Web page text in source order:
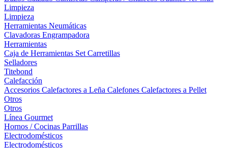
Limpieza
Limpieza
Herramientas Neumáticas
Clavadoras Engrampadora
Herramientas
Caja de Herramientas Set Carretillas
Selladores
Titebond
Calefacción
Accesorios Calefactores a Leña Calefones Calefactores a Pellet
Otros
Otros
Línea Gourmet
Hornos / Cocinas Parrillas
Electrodomésticos
Electrodomésticos